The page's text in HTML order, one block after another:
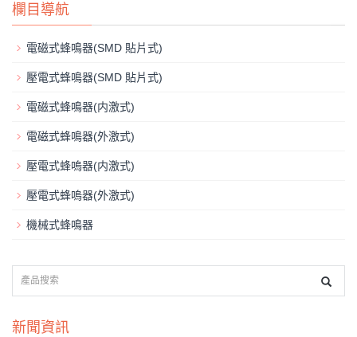
欄目導航
電磁式蜂鳴器(SMD 貼片式)
壓電式蜂鳴器(SMD 貼片式)
電磁式蜂鳴器(内激式)
電磁式蜂鳴器(外激式)
壓電式蜂嗚器(内激式)
壓電式蜂嗚器(外激式)
機械式蜂鳴器
新聞資訊